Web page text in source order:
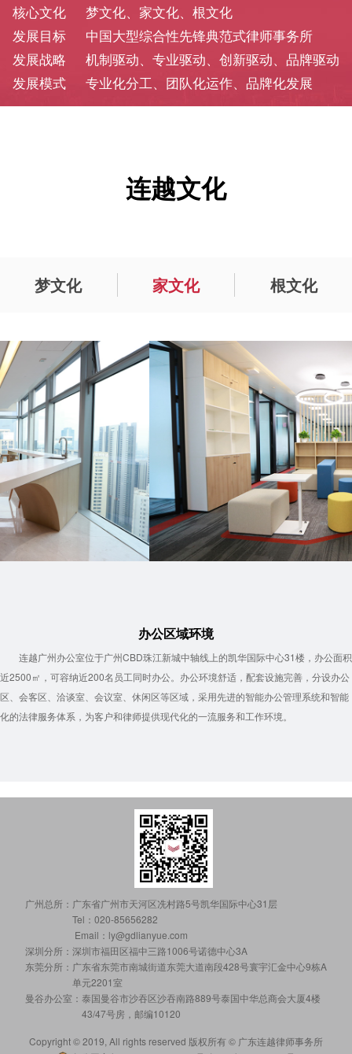
核心文化
梦文化、家文化、根文化
发展目标
中国大型综合性先锋典范式律师事务所
发展战略
机制驱动、专业驱动、创新驱动、品牌驱动
发展模式
专业化分工、团队化运作、品牌化发展
连越文化
梦文化 家文化 根文化
办公区域环境
连越广州办公室位于广州CBD珠江新城中轴线上的凯华国际中心31楼，办公面积
近2500㎡，可容纳近200名员工同时办公。办公环境舒适，配套设施完善，分设办公
区、会客区、洽谈室、会议室、休闲区等区域，采用先进的智能办公管理系统和智能
化的法律服务体系，为客户和律师提供现代化的一流服务和工作环境。
广州总所： 广东省广州市天河区冼村路5号凯华国际中心31层
Tel：020-85656282
Email：ly@gdlianyue.com
深圳分所： 深圳市福田区福中三路1006号诺德中心3A
东莞分所： 广东省东莞市南城街道东莞大道南段428号寰宇汇金中心9栋A
单元2201室
曼谷办公室： 泰国曼谷市沙吞区沙吞南路889号泰国中华总商会大厦4楼
43/47号房，邮编10120
Copyright © 2019, All rights reserved 版权所有 © 广东连越律师事务所